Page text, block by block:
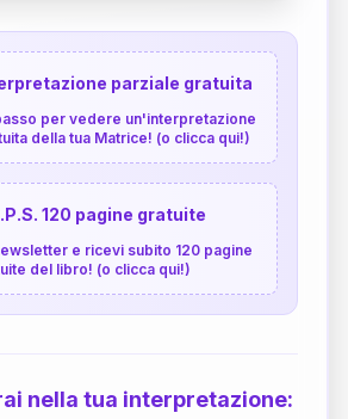
parziale gratuita
per vedere un'interpretazione
della tua Matrice! (o clicca qui!)
120 pagine gratuite
e ricevi subito 120 pagine
del libro! (o clicca qui!)
nella tua interpretazione: